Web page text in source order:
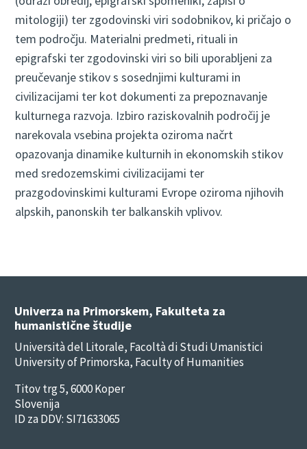
mitologiji) ter zgodovinski viri sodobnikov, ki pričajo o
tem področju. Materialni predmeti, rituali in
epigrafski ter zgodovinski viri so bili uporabljeni za
preučevanje stikov s sosednjimi kulturami in
civilizacijami ter kot dokumenti za prepoznavanje
kulturnega razvoja. Izbiro raziskovalnih področij je
narekovala vsebina projekta oziroma načrt
opazovanja dinamike kulturnih in ekonomskih stikov
med sredozemskimi civilizacijami ter
prazgodovinskimi kulturami Evrope oziroma njihovih
alpskih, panonskih ter balkanskih vplivov.
Univerza na Primorskem, Fakulteta za
humanistične študije
Università del Litorale, Facoltà di Studi Umanistici
University of Primorska, Faculty of Humanities
Titov trg 5, 6000 Koper
Slovenija
ID za DDV: SI71633065